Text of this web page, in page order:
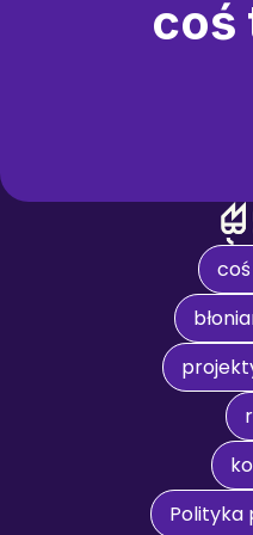
coś
Polityka